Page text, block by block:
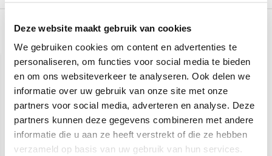
Deze website maakt gebruik van cookies
We gebruiken cookies om content en advertenties te
personaliseren, om functies voor social media te bieden
en om ons websiteverkeer te analyseren. Ook delen we
informatie over uw gebruik van onze site met onze
partners voor social media, adverteren en analyse. Deze
partners kunnen deze gegevens combineren met andere
informatie die u aan ze heeft verstrekt of die ze hebben
verzameld op basis van uw gebruik van hun services.
Gerelateerde producten